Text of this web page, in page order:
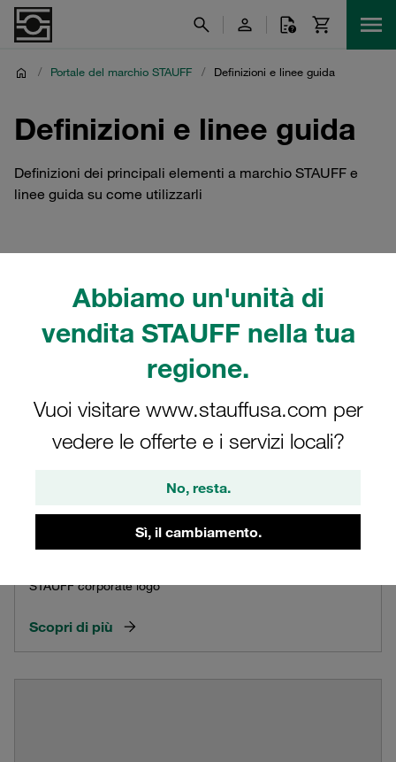
Abbiamo un'unità di
vendita STAUFF nella tua
regione.
Vuoi visitare www.stauffusa.com per
vedere le offerte e i servizi locali?
No, resta.
Sì, il cambiamento.
/ Portale del marchio STAUFF / Definizioni e linee guida
Definizioni e linee guida
Definizioni dei principali elementi a marchio STAUFF e
linee guida su come utilizzarli
STAUFF corporate logo
Scopri di più